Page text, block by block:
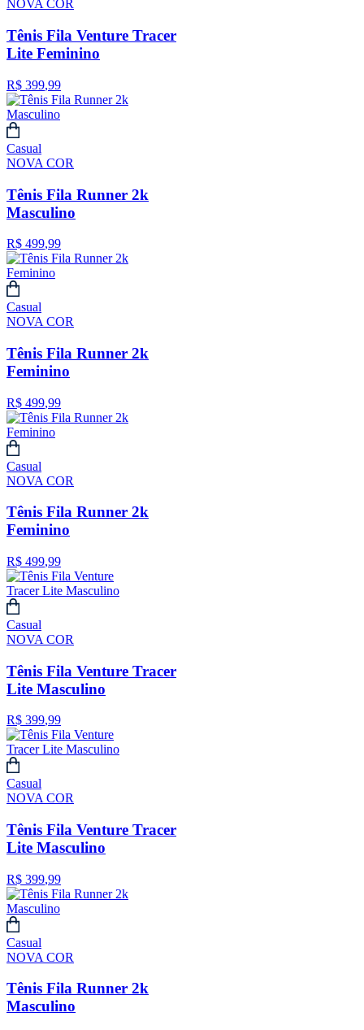
NOVA COR
Tênis Fila Venture Tracer
Lite Feminino
R$ 399,99
Casual
NOVA COR
Tênis Fila Runner 2k
Masculino
R$ 499,99
Casual
NOVA COR
Tênis Fila Runner 2k
Feminino
R$ 499,99
Casual
NOVA COR
Tênis Fila Runner 2k
Feminino
R$ 499,99
Casual
NOVA COR
Tênis Fila Venture Tracer
Lite Masculino
R$ 399,99
Casual
NOVA COR
Tênis Fila Venture Tracer
Lite Masculino
R$ 399,99
Casual
NOVA COR
Tênis Fila Runner 2k
Masculino